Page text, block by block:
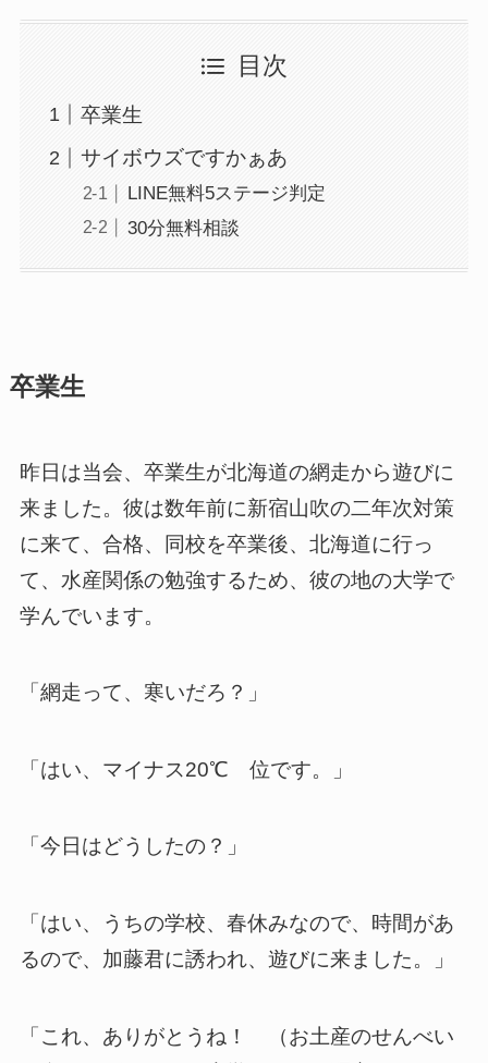
目次
卒業生
サイボウズですかぁあ
LINE無料5ステージ判定
30分無料相談
卒業生
昨日は当会、卒業生が北海道の網走から遊びに
来ました。彼は数年前に新宿山吹の二年次対策
に来て、合格、同校を卒業後、北海道に行っ
て、水産関係の勉強するため、彼の地の大学で
学んでいます。
「網走って、寒いだろ？」
「はい、マイナス20℃ 位です。」
「今日はどうしたの？」
「はい、うちの学校、春休みなので、時間があ
るので、加藤君に誘われ、遊びに来ました。」
「これ、ありがとうね！ （お土産のせんべい